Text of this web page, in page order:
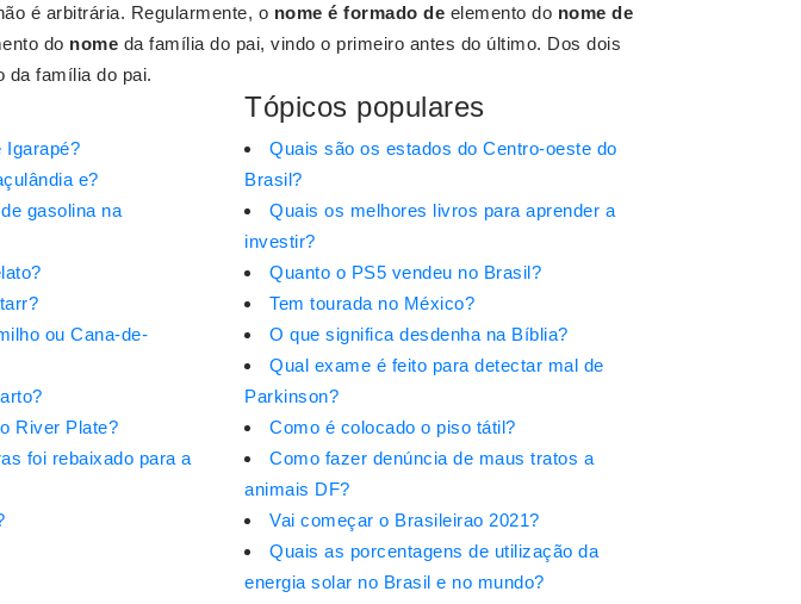
é arbitrária. Regularmente, o nome é formado de elemento do nome de
do nome da família do pai, vindo o primeiro antes do último. Dos dois
da família do pai.
Igarapé?
e?
gasolina na
ou Cana-de-
River Plate?
foi rebaixado para a
Tópicos populares
Quais são os estados do Centro-oeste do
Brasil?
Quais os melhores livros para aprender a
investir?
Quanto o PS5 vendeu no Brasil?
Tem tourada no México?
O que significa desdenha na Bíblia?
Qual exame é feito para detectar mal de
Parkinson?
Como é colocado o piso tátil?
Como fazer denúncia de maus tratos a
animais DF?
Vai começar o Brasileirao 2021?
Quais as porcentagens de utilização da
energia solar no Brasil e no mundo?